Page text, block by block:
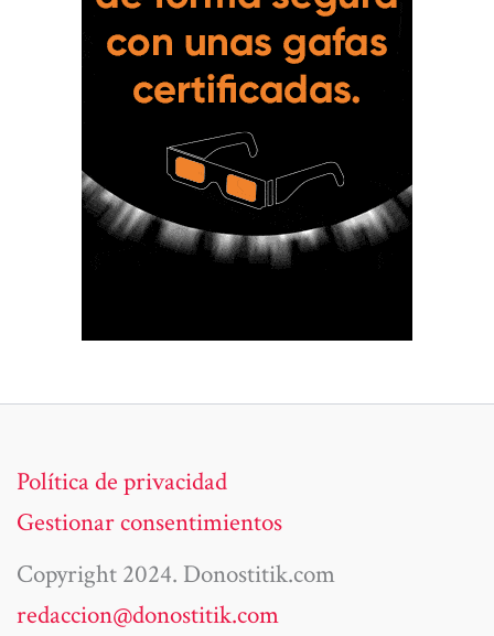
Política de privacidad
Gestionar consentimientos
Copyright 2024. Donostitik.com
redaccion@donostitik.com